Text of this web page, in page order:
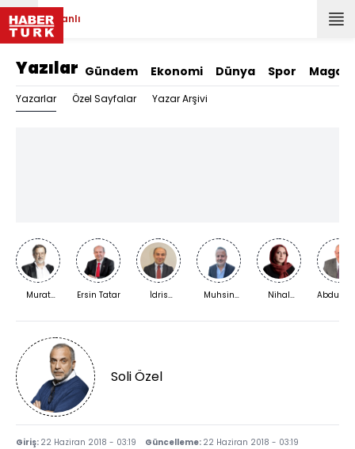
Canlı
Yazılar Gündem Ekonomi Dünya Spor
Yazarlar Özel Sayfalar Yazar Arşivi
Murat
Ersin Tatar
İdris
Muhsin
Nihal
Soli Özel
Giriş: 22 Haziran 2018 - 03:19 Güncelleme: 22 Haziran 2018 - 03:19